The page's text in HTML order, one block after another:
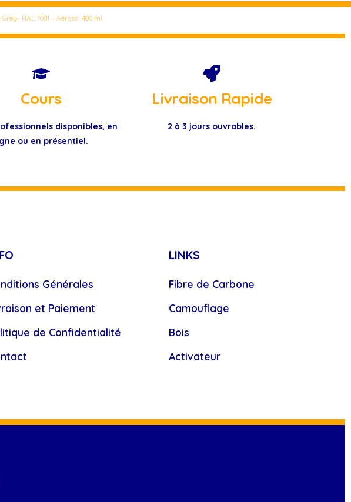
RAL 7001 – Aérosol 400 ml
Cours
disponibles, en
ou en présentiel.
Livraison Rapide
2 à 3 jours ouvrables.
Générales
et Paiement
de Confidentialité
LINKS
Fibre de Carbone
Camouflage
Bois
Activateur